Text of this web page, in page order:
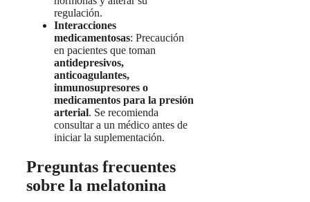
regulación.
Interacciones
medicamentosas: Precaución
en pacientes que toman
antidepresivos,
anticoagulantes,
inmunosupresores o
medicamentos para la presión
arterial. Se recomienda
consultar a un médico antes de
iniciar la suplementación.
Preguntas frecuentes
sobre la melatonina